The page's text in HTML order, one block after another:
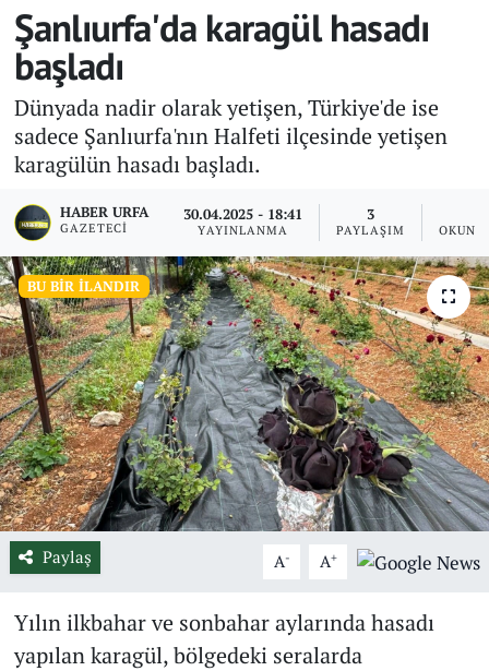
Şanlıurfa'da karagül hasadı
başladı
Dünyada nadir olarak yetişen, Türkiye'de ise
sadece Şanlıurfa'nın Halfeti ilçesinde yetişen
karagülün hasadı başladı.
HABER URFA
GAZETECI
30.04.2025 - 18:41
YAYINLANMA
3
PAYLAŞIM
BU BIR İLANDIR
Paylaş A- A+
Yılın ilkbahar ve sonbahar aylarında hasadı
yapılan karagül, bölgedeki seralarda